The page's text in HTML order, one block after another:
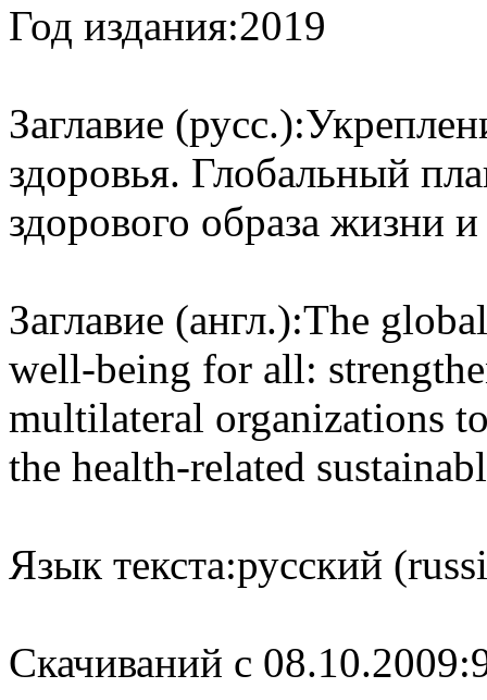
Год издания:2019
Заглавие (русс.):
здоровья. Глобальный
здорового образа жизни
Заглавие (англ.):The
well-being for all:
multilateral organizations
the health-related
Язык текста:русский
Cкачиваний с 08.10.2009: